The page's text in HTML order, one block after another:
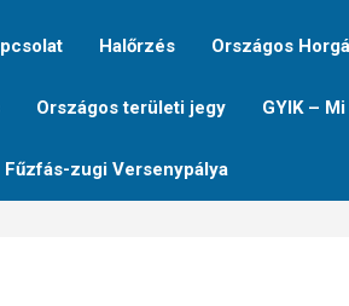
Halőrzés Országos
Országos területi jegy GYIK –
Fűzfás-zugi Versenypálya